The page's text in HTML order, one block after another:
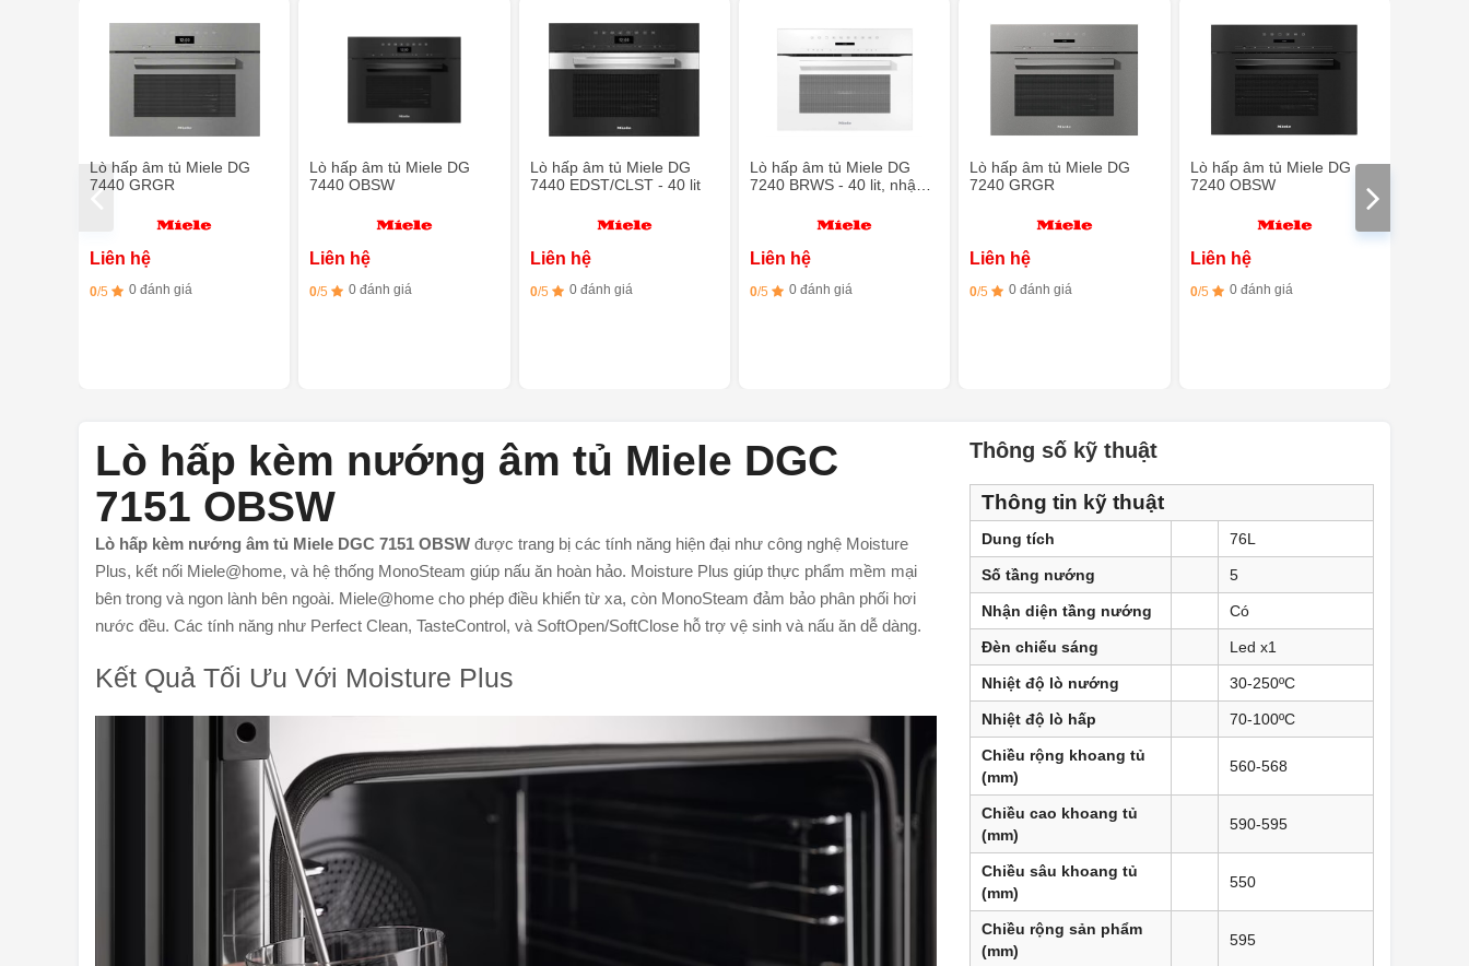
Lò hấp âm tủ Miele DG
7440 GRGR
Liên hệ
0/5 0 đánh giá
Lò hấp âm tủ Miele DG
7440 OBSW
Liên hệ
0/5 0 đánh giá
Lò hấp âm tủ Miele DG
7440 EDST/CLST - 40 lit
Liên hệ
0/5 0 đánh giá
Lò hấp âm tủ Miele DG
7240 BRWS - 40 lit, nhập
Liên hệ
0/5 0 đánh giá
Lò hấp âm tủ Miele DG
7240 GRGR
Liên hệ
0/5 0 đánh giá
Lò hấp âm tủ Miele DG
7240 OBSW
Liên hệ
0/5 0 đánh giá
Lò hấp kèm nướng âm tủ Miele DGC
7151 OBSW
Lò hấp kèm nướng âm tủ Miele DGC 7151 OBSW được trang bị các tính năng hiện đại như công nghệ Moisture
Plus, kết nối Miele@home, và hệ thống MonoSteam giúp nấu ăn hoàn hảo. Moisture Plus giúp thực phẩm mềm mại
bên trong và ngon lành bên ngoài. Miele@home cho phép điều khiển từ xa, còn MonoSteam đảm bảo phân phối hơi
nước đều. Các tính năng như Perfect Clean, TasteControl, và SoftOpen/SoftClose hỗ trợ vệ sinh và nấu ăn dễ dàng.
Kết Quả Tối Ưu Với Moisture Plus
Thông số kỹ thuật
Thông tin kỹ thuật
Dung tích 76L
Số tầng nướng 5
Nhận diện tầng nướng Có
Đèn chiếu sáng Led x1
Nhiệt độ lò nướng 30-250ºC
Nhiệt độ lò hấp 70-100ºC
Chiều rộng khoang tủ
(mm)
560-568
Chiều cao khoang tủ
(mm)
590-595
Chiều sâu khoang tủ
(mm)
550
Chiều rộng sản phẩm
(mm)
595